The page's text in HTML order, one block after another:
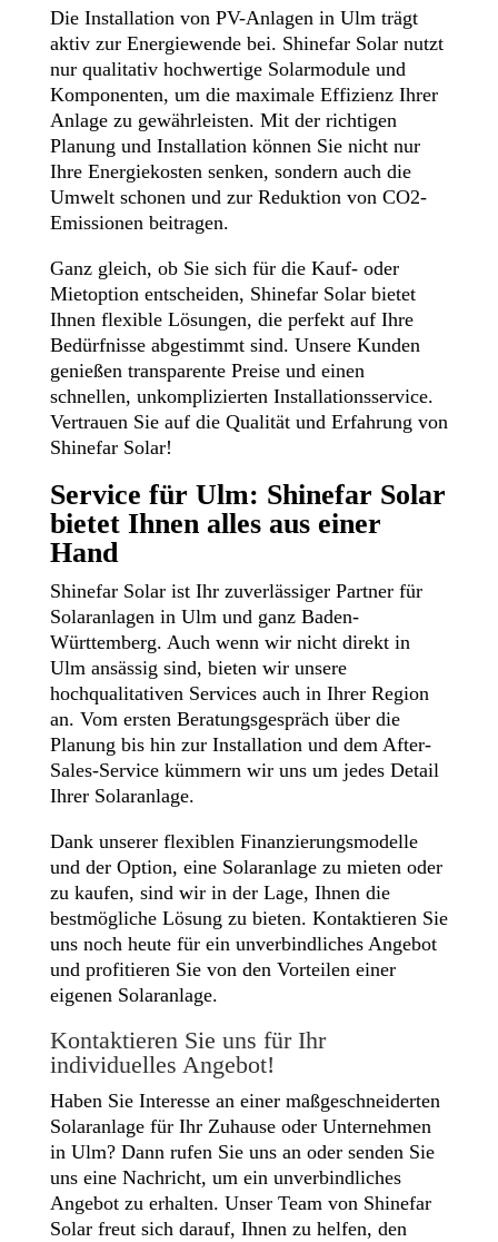
Die Installation von PV-Anlagen in Ulm trägt
aktiv zur Energiewende bei. Shinefar Solar nutzt
nur qualitativ hochwertige Solarmodule und
Komponenten, um die maximale Effizienz Ihrer
Anlage zu gewährleisten. Mit der richtigen
Planung und Installation können Sie nicht nur
Ihre Energiekosten senken, sondern auch die
Umwelt schonen und zur Reduktion von CO2-
Emissionen beitragen.
Ganz gleich, ob Sie sich für die Kauf- oder
Mietoption entscheiden, Shinefar Solar bietet
Ihnen flexible Lösungen, die perfekt auf Ihre
Bedürfnisse abgestimmt sind. Unsere Kunden
genießen transparente Preise und einen
schnellen, unkomplizierten Installationsservice.
Vertrauen Sie auf die Qualität und Erfahrung von
Shinefar Solar!
Service für Ulm: Shinefar Solar
bietet Ihnen alles aus einer
Hand
Shinefar Solar ist Ihr zuverlässiger Partner für
Solaranlagen in Ulm und ganz Baden-
Württemberg. Auch wenn wir nicht direkt in
Ulm ansässig sind, bieten wir unsere
hochqualitativen Services auch in Ihrer Region
an. Vom ersten Beratungsgespräch über die
Planung bis hin zur Installation und dem After-
Sales-Service kümmern wir uns um jedes Detail
Ihrer Solaranlage.
Dank unserer flexiblen Finanzierungsmodelle
und der Option, eine Solaranlage zu mieten oder
zu kaufen, sind wir in der Lage, Ihnen die
bestmögliche Lösung zu bieten. Kontaktieren Sie
uns noch heute für ein unverbindliches Angebot
und profitieren Sie von den Vorteilen einer
eigenen Solaranlage.
Kontaktieren Sie uns für Ihr
individuelles Angebot!
Haben Sie Interesse an einer maßgeschneiderten
Solaranlage für Ihr Zuhause oder Unternehmen
in Ulm? Dann rufen Sie uns an oder senden Sie
uns eine Nachricht, um ein unverbindliches
Angebot zu erhalten. Unser Team von Shinefar
Solar freut sich darauf, Ihnen zu helfen, den